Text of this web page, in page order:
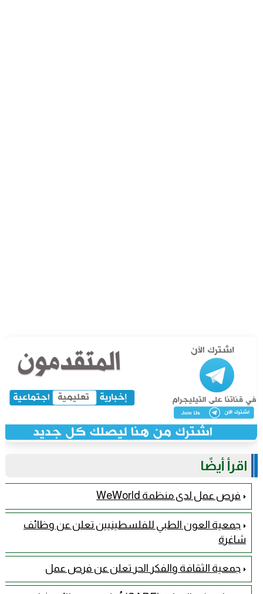
اقرأ أيضًا
فرص عمل لدى منظمة WeWorld
جمعية العون الطبي للفلسطينيين تعلن عن وظائف
شاغرة
جمعية الثقافة والفكر الحر تعلن عن فرص عمل